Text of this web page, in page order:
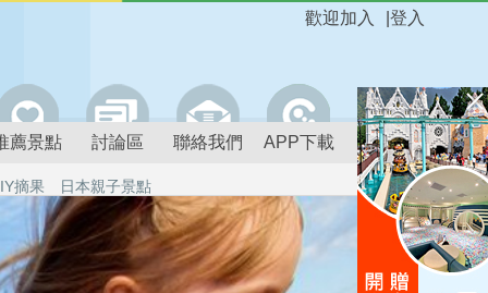
登入
歡迎加入
薦景點 討論區 聯絡我們 APP下載
摘果 日本親子景點